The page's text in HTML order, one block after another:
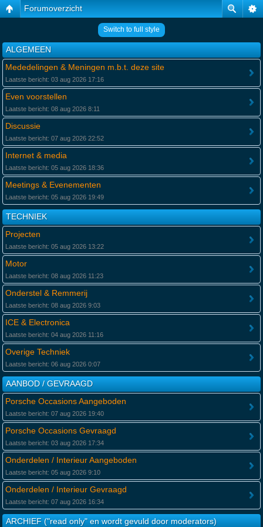
Forumoverzicht
Switch to full style
ALGEMEEN
Mededelingen & Meningen m.b.t. deze site
Laatste bericht: 03 aug 2026 17:16
Even voorstellen
Laatste bericht: 08 aug 2026 8:11
Discussie
Laatste bericht: 07 aug 2026 22:52
Internet & media
Laatste bericht: 05 aug 2026 18:36
Meetings & Evenementen
Laatste bericht: 05 aug 2026 19:49
TECHNIEK
Projecten
Laatste bericht: 05 aug 2026 13:22
Motor
Laatste bericht: 08 aug 2026 11:23
Onderstel & Remmerij
Laatste bericht: 08 aug 2026 9:03
ICE & Electronica
Laatste bericht: 04 aug 2026 11:16
Overige Techniek
Laatste bericht: 06 aug 2026 0:07
AANBOD / GEVRAAGD
Porsche Occasions Aangeboden
Laatste bericht: 07 aug 2026 19:40
Porsche Occasions Gevraagd
Laatste bericht: 03 aug 2026 17:34
Onderdelen / Interieur Aangeboden
Laatste bericht: 05 aug 2026 9:10
Onderdelen / Interieur Gevraagd
Laatste bericht: 07 aug 2026 16:34
ARCHIEF ("read only" en wordt gevuld door moderators)